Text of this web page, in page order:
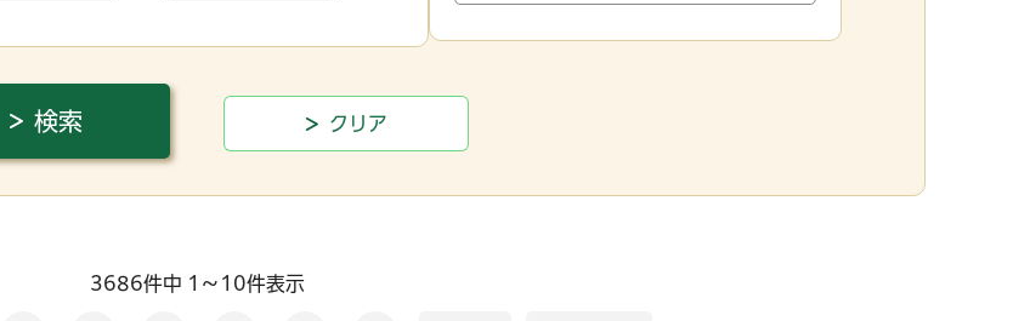
3686件中 1～10件表示